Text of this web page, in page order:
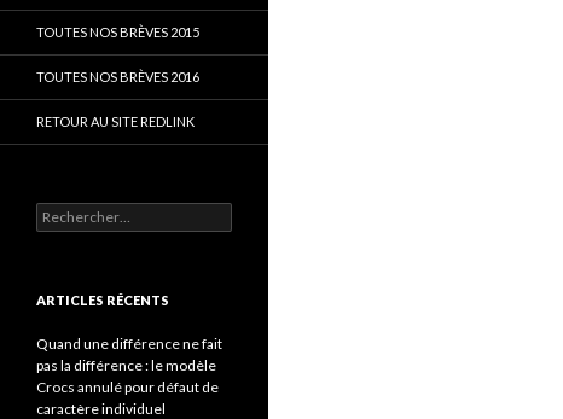
TOUTES NOS BRÈVES 2015
TOUTES NOS BRÈVES 2016
RETOUR AU SITE REDLINK
Rechercher :
ARTICLES RÉCENTS
Quand une différence ne fait
pas la différence : le modèle
Crocs annulé pour défaut de
caractère individuel